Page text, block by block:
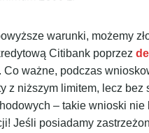
warunki, możemy
Citibank poprzez
. Co ważne, podczas
z niższym limitem, lecz bez
– takie wnioski nie
Jeśli posiadamy